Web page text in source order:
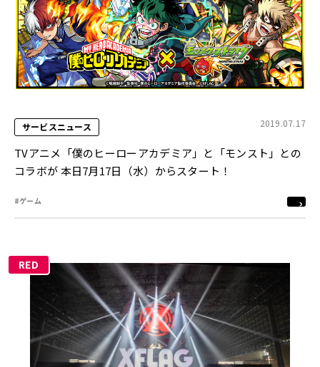
サービスニュース 2019.07.17
TVアニメ「僕のヒーローアカデミア」と「モンスト」との
コラボが 本日7月17日（水）からスタート！
#ゲーム
RED